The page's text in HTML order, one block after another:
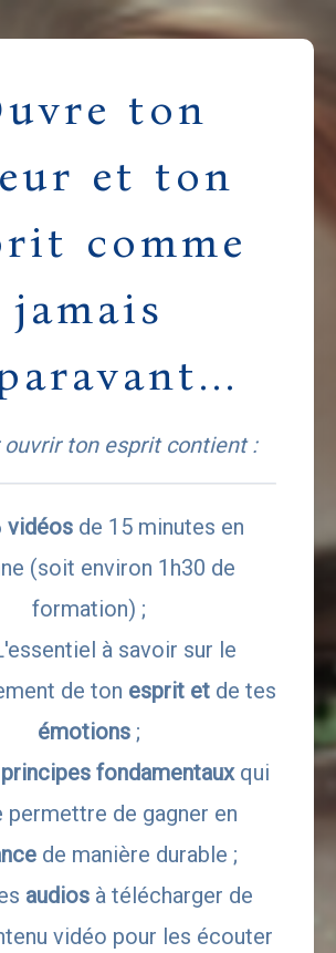
ton
et ton
comme
jamais
ouvrir ton esprit contient :
vidéos de 15 minutes en
(soit environ 1h30 de
formation) ;
à savoir sur le
de ton esprit et
émotions ;
principes fondamentaux qui
de manière durable ;
audios à télécharger de
vidéo pour les écouter